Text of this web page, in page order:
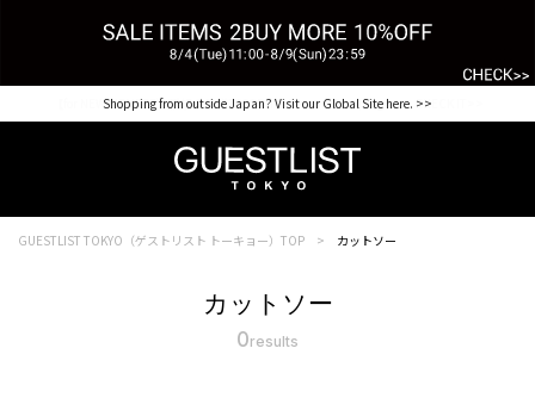
Shopping from outside Japan? Visit our Global Site here. >>
【for NEW MEMBER】新規会員様1000Point Present Campaign CHECK IT>>
GUESTLIST TOKYO（ゲストリスト トーキョー）TOP カットソー
カットソー
0results